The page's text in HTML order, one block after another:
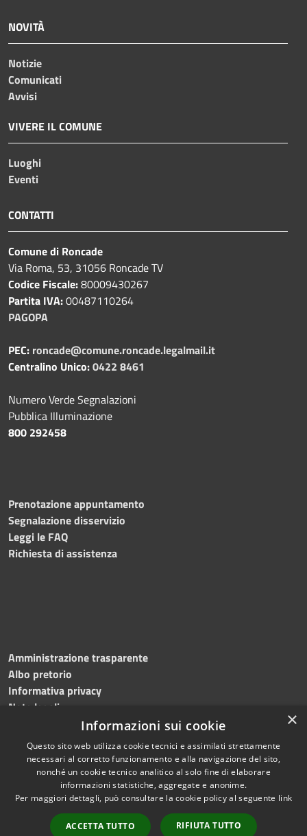
NOVITÀ
Notizie
Comunicati
Avvisi
VIVERE IL COMUNE
Luoghi
Eventi
CONTATTI
Comune di Roncade
Via Roma, 53, 31056 Roncade TV
Codice Fiscale:80009430267
Partita IVA:00487110264
PAGOPA
PEC: roncade@comune.roncade.legalmail.it
Centralino Unico:0422 8461
Numero Verde Segnalazioni
Pubblica Illuminazione
800 292458
Prenotazione appuntamento
Segnalazione disservizio
Leggi le FAQ
Richiesta di assistenza
Amministrazione trasparente
Albo pretorio
Informativa privacy
Note legali
Dichiarazione di accessibilità
Accessibilità
Copyright © 2026 • Comune di
Roncade • Powered by
Municipium•
Accesso
×
Informazioni sui cookie
Questo sito web utilizza cookie tecnici e assimilati strettamente
necessari al corretto funzionamento e alla navigazione del sito,
nonché un cookie tecnico analitico al solo fine di elaborare
informazioni statistiche, aggregate e anonime.
Per maggiori dettagli, può consultare la cookie policy al seguente link
ACCETTA TUTTO RIFIUTA TUTTO